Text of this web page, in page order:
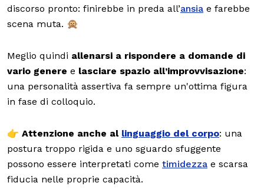
discorso pronto: finirebbe in preda all’ansia e farebbe
scena muta. 🙊
Meglio quindi allenarsi a rispondere a domande di
vario genere e lasciare spazio all’improvvisazione:
una personalità assertiva fa sempre un'ottima figura
in fase di colloquio.
👉 Attenzione anche al linguaggio del corpo: una
postura troppo rigida e uno sguardo sfuggente
possono essere interpretati come timidezza e scarsa
fiducia nelle proprie capacità.